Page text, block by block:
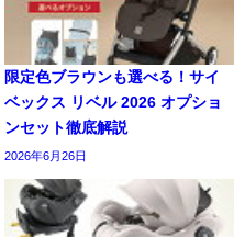
限定色ブラウンも選べる！サイ
ベックス リベル 2026 オプショ
ンセット徹底解説
2026年6月26日